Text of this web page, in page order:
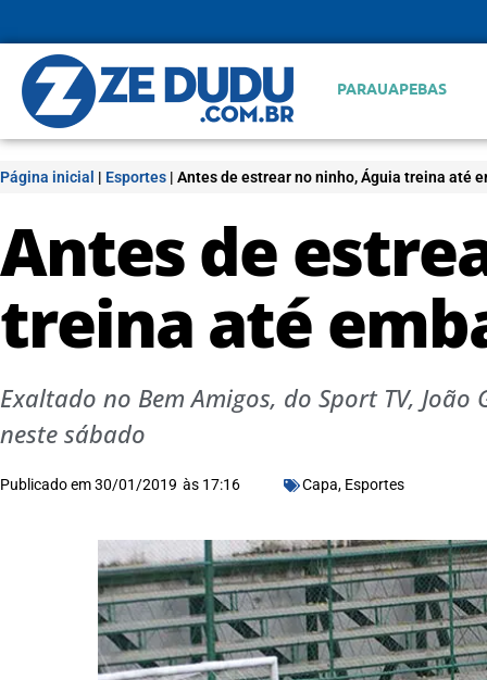
PARAUAPEBAS
Página inicial | Esportes | Antes de estrear no ninho, Águia treina até
Antes de
treina até
Exaltado no Bem Amigos, do Sport TV,
neste sábado
Publicado em30/01/2019 às 17:16 Capa, Esportes